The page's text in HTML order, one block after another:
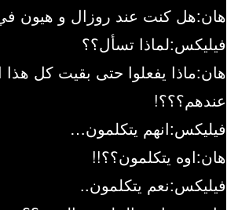
هان:هل كنت عند روزال و هيون
فيليكس:لماذا تسأل؟؟
هان:ماذا يفعلوا حتى بقيت كل هذا
عندهم؟؟؟!
فيليكس:انهم يتكلمون…
هان:اوه يتكلمون؟؟!!
فيليكس:نعم يتكلمون..